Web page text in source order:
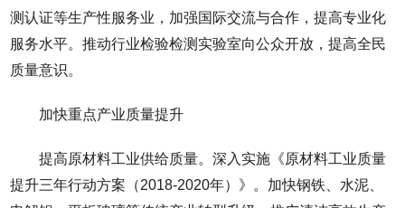
测认证等生产性服务业，加强国际交流与合作，提高专业化
服务水平。推动行业检验检测实验室向公众开放，提高全民
质量意识。
加快重点产业质量提升
提高原材料工业供给质量。深入实施《原材料工业质量
提升三年行动方案（2018-2020年）》。加快钢铁、水泥、